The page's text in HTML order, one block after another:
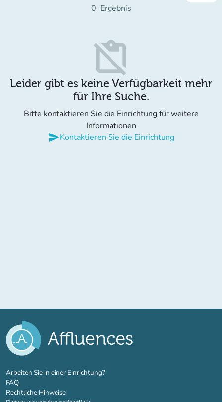
0 Ergebnis
content_paste_off
Leider gibt es keine Verfügbarkeit mehr
für Ihre Suche.
Bitte kontaktieren Sie die Einrichtung für weitere
Informationen
sendKontaktieren Sie die Einrichtung
Arbeiten Sie in einer Einrichtung?(new tab)
FAQ
Rechtliche Hinweise